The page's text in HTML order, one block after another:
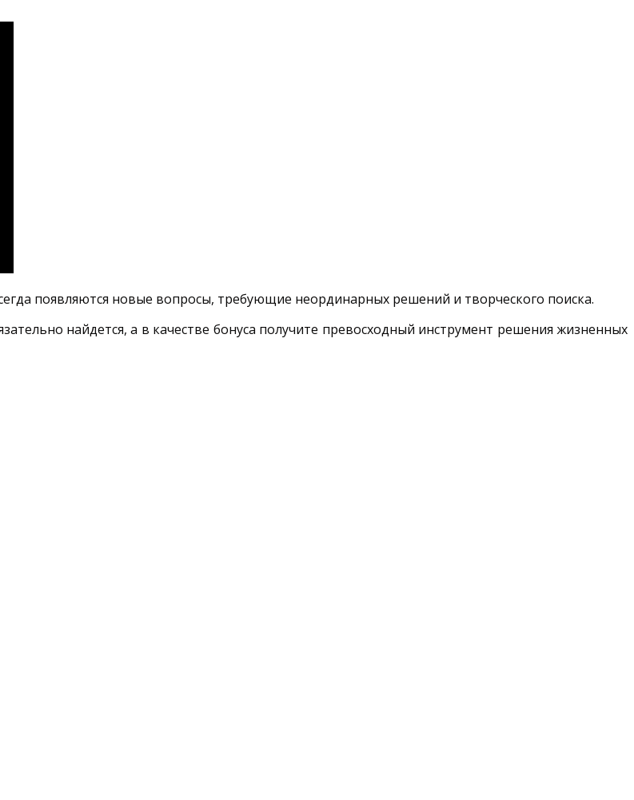
появляются новые вопросы, требующие неординарных решений и творческого поиска.
найдется, а в качестве бонуса получите превосходный инструмент решения жизненных